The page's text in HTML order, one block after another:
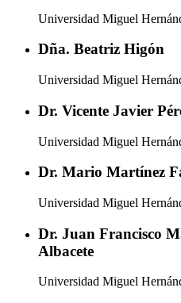
Universidad Miguel
Dña. Beatriz Higón
Universidad Miguel
Dr. Vicente Javier
Universidad Miguel
Dr. Mario Martínez
Universidad Miguel
Dr. Juan Francisco
Albacete
Universidad Miguel